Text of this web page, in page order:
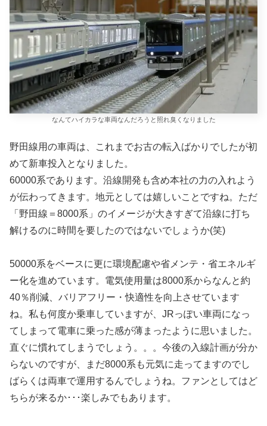
なんてハイカラな車両なんだろうと照れ臭くなりました
野田線用の車両は、これまでお古の転入ばかりでしたが初
めて新車投入となりました。
60000系であります。沿線開発も含め本社の力の入れよう
が伝わってきます。地元としては嬉しいことですね。ただ
「野田線＝8000系」のイメージが大きすぎて沿線に打ち
解けるのに時間を要したのではないでしょうか(笑)
50000系をベースに更に環境配慮や省メンテ・省エネルギ
ー化を進めています。電気使用量は8000系からなんと約
40％削減、バリアフリー・快適性を向上させています
ね。私も何度か乗車していますが、JRっぽい車両になっ
てしまって電車に乗った感が薄まったように思いました。
直ぐに慣れてしまうでしょう。。。今後の入線計画が分か
らないのですが、まだ8000系も元気に走ってますのでし
ばらくは両車で運用するんでしょうね。ファンとしてはど
ちらが来るか･･･楽しみでもあります。